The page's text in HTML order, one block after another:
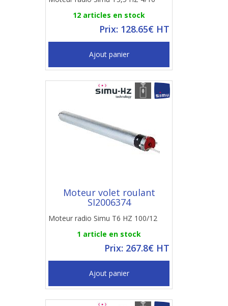
12 articles en stock
Prix: 128.65€ HT
Ajout panier
Moteur volet roulant
SI2006374
Moteur radio Simu T6 HZ 100/12
1 article en stock
Prix: 267.8€ HT
Ajout panier